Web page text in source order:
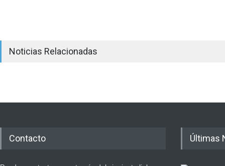
Noticias Relacionadas
Contacto Últimas